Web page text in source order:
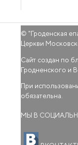
© "Гроденская
Церкви
Сайт создан по
Гродненского и
При
обязательна.
МЫ В